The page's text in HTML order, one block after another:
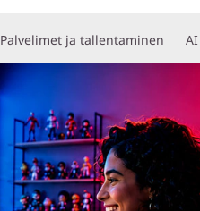
Palvelimet ja tallentaminen